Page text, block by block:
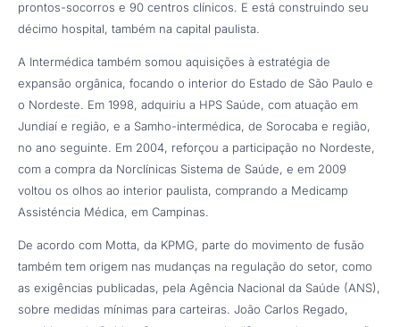
prontos-socorros e 90 centros clínicos. E está construindo seu
décimo hospital, também na capital paulista.
A Intermédica também somou aquisições à estratégia de
expansão orgânica, focando o interior do Estado de São Paulo e
o Nordeste. Em 1998, adquiriu a HPS Saúde, com atuação em
Jundiaí e região, e a Samho-intermédica, de Sorocaba e região,
no ano seguinte. Em 2004, reforçou a participação no Nordeste,
com a compra da Norclínicas Sistema de Saúde, e em 2009
voltou os olhos ao interior paulista, comprando a Medicamp
Assisténcia Médica, em Campinas.
De acordo com Motta, da KPMG, parte do movimento de fusão
também tem origem nas mudanças na regulação do setor, como
as exigências publicadas, pela Agência Nacional da Saúde (ANS),
sobre medidas mínimas para carteiras. João Carlos Regado,